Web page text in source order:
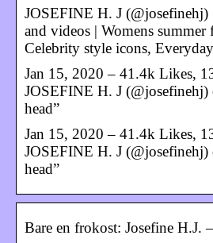
JOSEFINE H. J (@josefinehj)
and videos | Womens summer
Celebrity style icons,
Jan 15, 2020 – 41.4k Likes,
JOSEFINE H. J (@josefinehj)
head”
Jan 15, 2020 – 41.4k Likes,
JOSEFINE H. J (@josefinehj)
head”
Bare en frokost: Josefine H.J.